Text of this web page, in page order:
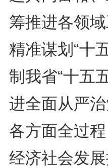
筹推进各领
精准谋划“十
制我省“十五
进全面从严
各方面全过
经济社会发展